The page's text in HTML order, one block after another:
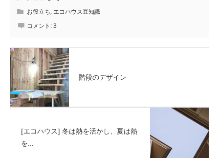
お役立ち, エコハウス豆知識
コメント:3
階段のデザイン
[エコハウス] 冬は熱を活かし、夏は熱
を...